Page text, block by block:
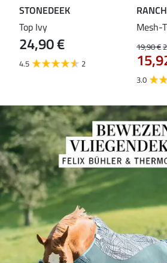
STONEDEEK
Top Ivy
24,90 €
4.5 2
Mesh-
19,90 €
3.0